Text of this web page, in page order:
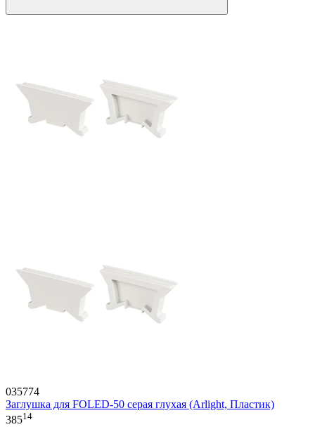
035774
Заглушка для FOLED-50 серая глухая (Arlight, Пластик)
38514